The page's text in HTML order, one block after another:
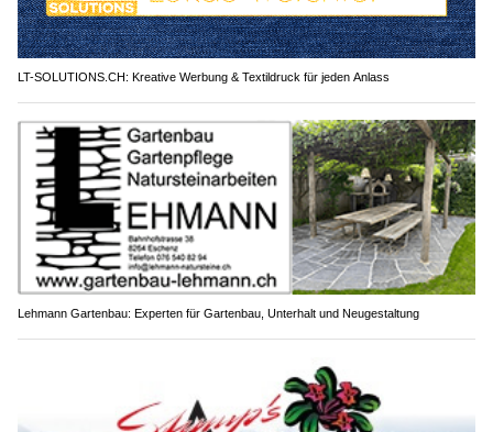
LT-SOLUTIONS.CH: Kreative Werbung & Textildruck für jeden Anlass
Lehmann Gartenbau: Experten für Gartenbau, Unterhalt und Neugestaltung